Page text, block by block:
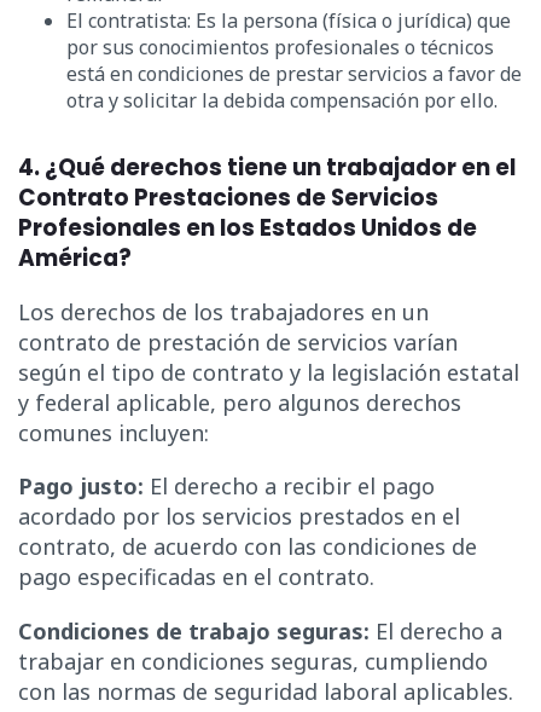
El contratista: Es la persona (física o jurídica) que
por sus conocimientos profesionales o técnicos
está en condiciones de prestar servicios a favor de
otra y solicitar la debida compensación por ello.
4. ¿Qué derechos tiene un trabajador en el
Contrato Prestaciones de Servicios
Profesionales en los Estados Unidos de
América?
Los derechos de los trabajadores en un
contrato de prestación de servicios varían
según el tipo de contrato y la legislación estatal
y federal aplicable, pero algunos derechos
comunes incluyen:
Pago justo: El derecho a recibir el pago
acordado por los servicios prestados en el
contrato, de acuerdo con las condiciones de
pago especificadas en el contrato.
Condiciones de trabajo seguras: El derecho a
trabajar en condiciones seguras, cumpliendo
con las normas de seguridad laboral aplicables.